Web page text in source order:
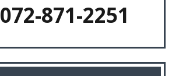
072-871-2251